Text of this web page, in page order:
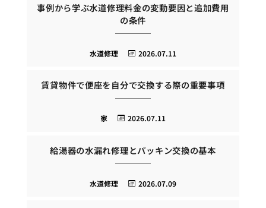
事例から学ぶ水道修理料金の変動要因と追加費用
の条件
2026.07.11
水道修理
賃貸物件で便座を自分で交換する際の重要事項
2026.07.11
家
給湯器の水漏れ修理とパッキン交換の基本
2026.07.09
水道修理